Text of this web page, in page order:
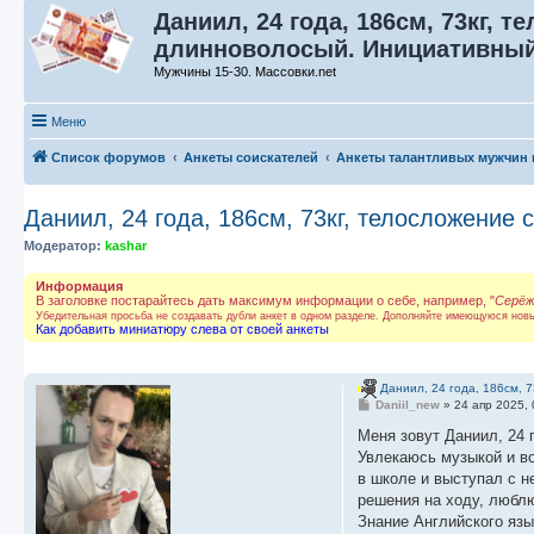
Даниил, 24 года, 186см, 73кг,
длинноволосый.
Мужчины 15-30. Массовки.net
Меню
Список форумов Анкеты соискателей Анкеты талантливых мужчин
Даниил, 24 года, 186см, 73кг,
Модератор: kashar
Информация
В заголовке постарайтесь дать максимум информации о себе, например, "
Убедительная просьба не создавать дубли анкет в одном разделе. Дополняйте имеющуюся
Как добавить миниатюру слева от своей анкеты
Даниил, 24 года, 186см,
С
о
щ
е
и
е
Daniil_new »24 апр 2025,
Меня зовут Даниил, 24
Увлекаюсь музыкой и
в школе и выступал с
решения на ходу,
Знание Английского